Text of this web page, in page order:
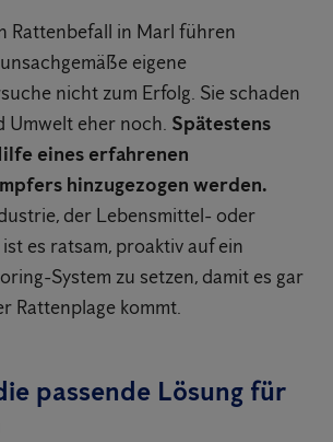
Rattenbefall in Marl führen
eigene
nicht zum Erfolg. Sie schaden
Umwelt eher noch. Spätestens
eines erfahrenen
hinzugezogen werden.
der Lebensmittel- oder
es ratsam, proaktiv auf ein
System zu setzen, damit es gar
Rattenplage kommt.
passende Lösung für